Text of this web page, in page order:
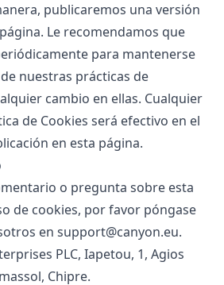
publicaremos una versión
Le recomendamos que
para mantenerse
nuestras prácticas de
cambio en ellas. Cualquier
de Cookies será efectivo en el
en esta página.
o pregunta sobre esta
de cookies, por favor póngase
en support@canyon.eu.
PLC, Iapetou, 1, Agios
Chipre.